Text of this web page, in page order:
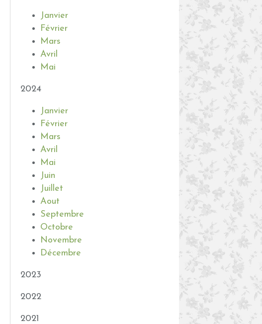
Janvier
Février
Mars
Avril
Mai
2024
Janvier
Février
Mars
Avril
Mai
Juin
Juillet
Aout
Septembre
Octobre
Novembre
Décembre
2023
2022
2021